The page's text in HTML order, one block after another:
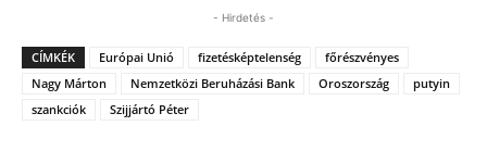
- Hirdetés -
CÍMKÉK Európai Unió fizetésképtelenség
főrészvényes
Nagy Márton
Nemzetközi Beruházási Bank Oroszország
putyin
szankciók
Szijjártó Péter